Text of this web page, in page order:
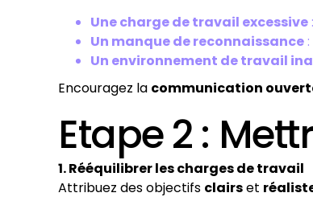
Une charge de travail excessive
Un manque de reconnaissance
Un environnement de travail
Encouragez la communication
Etape 2 :
1. Rééquilibrer les charges de travail
Attribuez des objectifs clairset